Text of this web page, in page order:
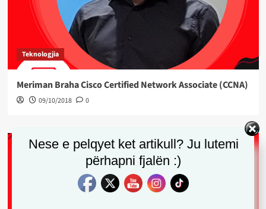
Teknologjia
Meriman Braha Cisco Certified Network Associate (CCNA)
09/10/2018 0
Nese e pelqyet ket artikull? Ju lutemi
përhapni fjalën :)